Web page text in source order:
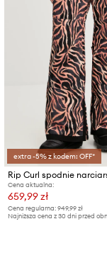
extra -5% z kodem: OFF*
Rip Curl spodnie
Cena aktualna:
659,99 zł
Cena regularna: 949,99 zł
Najniższa cena z 30 dni przed